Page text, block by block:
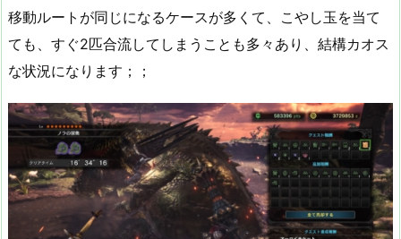
移動ルートが同じになるケースが多くて、こやし玉を当て
ても、すぐ2匹合流してしまうことも多々あり、結構カオス
な状況になります；；